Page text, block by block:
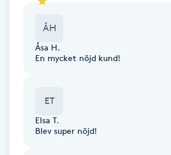
Celluliter
Coachning
Cryoterapi
ÅH
Åsa H.
En mycket nöjd kund!
ET
Elsa T.
Blev super nöjd!